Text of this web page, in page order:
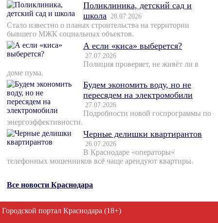
Поликлиника, детский сад и
школа 28.07.2026
Стало известно о планах строительства на территории
бывшего МЖК социальных объектов.
А если «киса» выберется?
27.07.2026
Полиция проверяет, не живёт ли в
доме пума.
Будем экономить воду, но не
пересядем на электромобили
27.07.2026
Подробности новой госпрограммы по
энергоэффективности.
Черные делишки квартирантов
26.07.2026
В Краснодаре «операторы»
телефонных мошенников всё чаще арендуют квартиры.
Все новости Краснодара
Городской портал Краснодара (18+)